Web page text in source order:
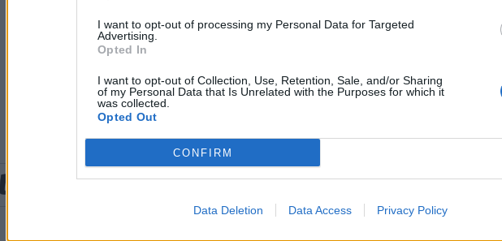
I want to opt-out of processing my Personal Data for Targeted
Advertising.
Opted In
I want to opt-out of Collection, Use, Retention, Sale, and/or Sharing
of my Personal Data that Is Unrelated with the Purposes for which it
was collected.
Opted Out
CONFIRM
Data Deletion Data Access Privacy Policy